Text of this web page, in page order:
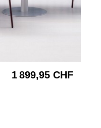
1 899,95 CHF